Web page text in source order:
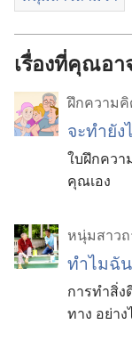
เรื่องที่คุณอา
ฝึกความคิ
จะทำยั
ใบฝึกคว
คุณเอง
หนุ่มสาว
ทำไมฉั
การทำสิ่ง
ทาง อย่าง